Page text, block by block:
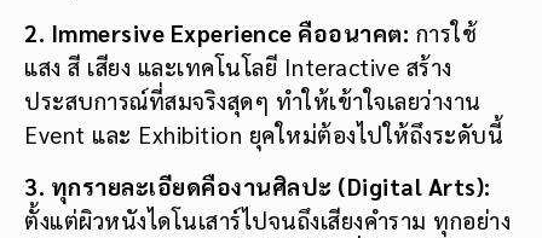
2. Immersive Experience คืออนาคต: การใช้
แสง สี เสียง และเทคโนโลยี Interactive สร้าง
ประสบการณ์ที่สมจริงสุดๆ ทำให้เข้าใจเลยว่างาน
Event และ Exhibition ยุคใหม่ต้องไปให้ถึงระดับนี้
3. ทุกรายละเอียดคืองานศิลปะ (Digital Arts):
ตั้งแต่ผิวหนังไดโนเสาร์ไปจนถึงเสียงคำราม ทุกอย่าง